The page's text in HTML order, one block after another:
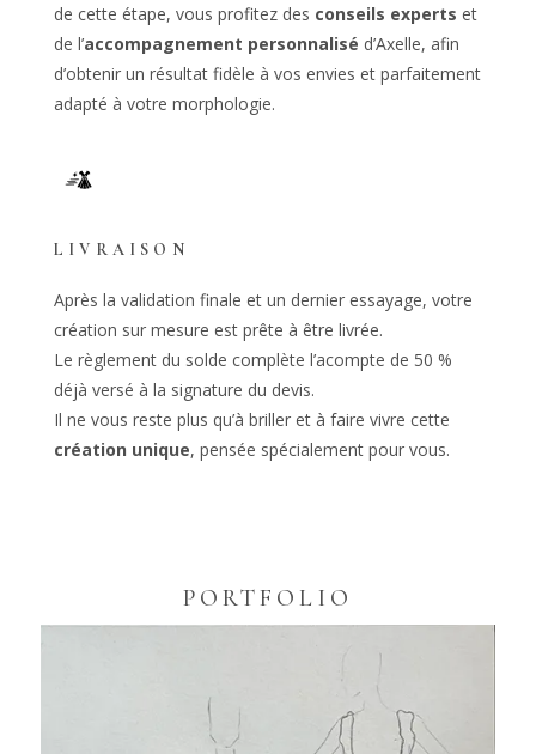
de cette étape, vous profitez des conseils experts et
de l’accompagnement personnalisé d’Axelle, afin
d’obtenir un résultat fidèle à vos envies et parfaitement
adapté à votre morphologie.
LIVRAISON
Après la validation finale et un dernier essayage, votre
création sur mesure est prête à être livrée.
Le règlement du solde complète l’acompte de 50 %
déjà versé à la signature du devis.
Il ne vous reste plus qu’à briller et à faire vivre cette
création unique, pensée spécialement pour vous.
PORTFOLIO